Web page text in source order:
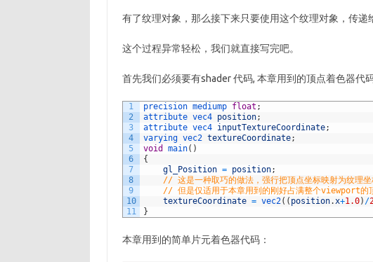
有了纹理对象，那么接下来只要使用这个纹理对象，传递
这个过程异常轻松，我们就直接写完吧。
首先我们必须要有shader 代码, 本章用到的顶点着色器代码
1
2
3
4
5
6
7
8
9
10
11
precision mediump float ;
attribute vec4 position;
attribute vec4 inputTextureCoordinate;
varying vec2 textureCoordinate;
void
main( )
{
gl_Position = position;
// 这是一种取巧的做法，强行把顶点坐标映射为纹理坐
// 但是仅适用于本章用到的刚好占满整个viewport的顶
textureCoordinate = vec2( ( position.x+1.0) /
}
本章用到的简单片元着色器代码：